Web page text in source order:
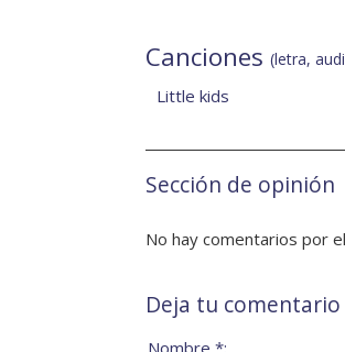
Canciones (letra,
Little kids
Sección de opinión
No hay comentarios por
Deja tu comentario